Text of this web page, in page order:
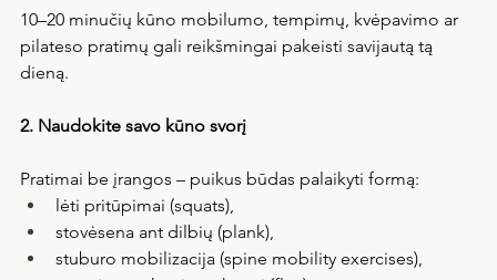
10–20 minučių kūno mobilumo, tempimų, kvėpavimo ar
pilateso pratimų gali reikšmingai pakeisti savijautą tą
dieną.
2. Naudokite savo kūno svorį
Pratimai be įrangos – puikus būdas palaikyti formą:
lėti pritūpimai (squats),
stovėsena ant dilbių (plank),
stuburo mobilizacija (spine mobility exercises),